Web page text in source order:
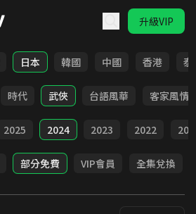
升級VIP
日本 韓國 中國 香港 泰
時代 武俠 台語風華 客家風情
2025 2024 2023 2022
部分免費 VIP會員 全集兌換